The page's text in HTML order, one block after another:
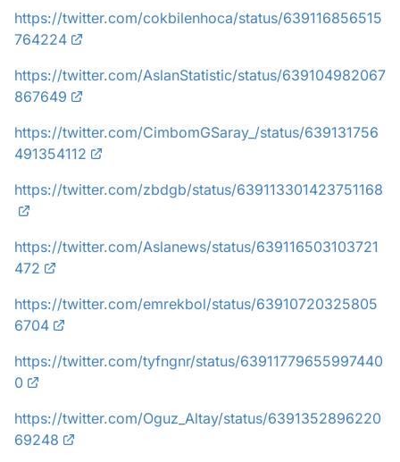
https://twitter.com/cokbilenhoca/status/639116856515
764224
https://twitter.com/AslanStatistic/status/639104982067
867649
https://twitter.com/CimbomGSaray_/status/639131756
491354112
https://twitter.com/zbdgb/status/639113301423751168
https://twitter.com/Aslanews/status/639116503103721
472
https://twitter.com/emrekbol/status/63910720325805
6704
https://twitter.com/tyfngnr/status/63911779655997440
0
https://twitter.com/Oguz_Altay/status/6391352896220
69248